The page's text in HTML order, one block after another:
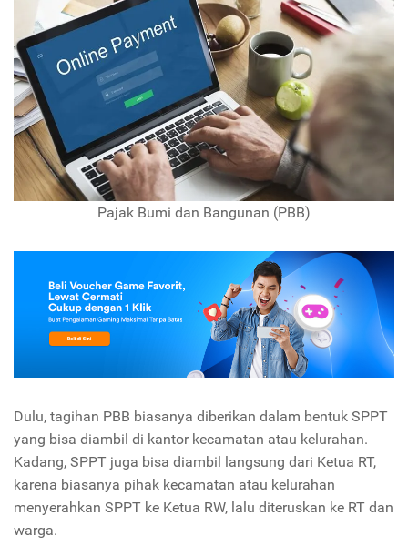
Pajak Bumi dan Bangunan (PBB)
Dulu, tagihan PBB biasanya diberikan dalam bentuk SPPT
yang bisa diambil di kantor kecamatan atau kelurahan.
Kadang, SPPT juga bisa diambil langsung dari Ketua RT,
karena biasanya pihak kecamatan atau kelurahan
menyerahkan SPPT ke Ketua RW, lalu diteruskan ke RT dan
warga.